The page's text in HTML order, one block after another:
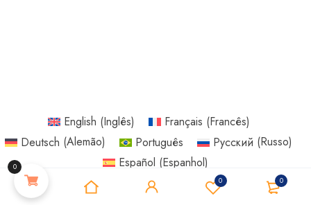
0 0
0
English (Inglês) Français (Francês)
Deutsch (Alemão) Português Русский (Russo)
Español (Espanhol)